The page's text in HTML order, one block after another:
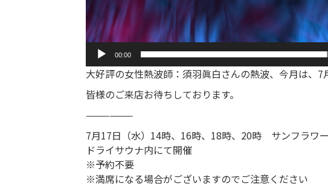
00:00
大好評の女性熱波師：須羽眞白さんの熱波、今月は、7
皆様のご来店お待ちしております。
——————
7月17日（水）14時、16時、18時、20時 サンフラワ
ドライサウナ内にて開催
※予約不要
※満席になる場合がございますのでご注意ください